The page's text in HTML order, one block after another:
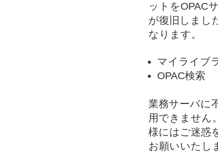
ットをOPAC
が復旧しまし
なります。
マイライブ
OPAC検索
業務サーバに
用できません
様にはご迷惑
お願いいたし